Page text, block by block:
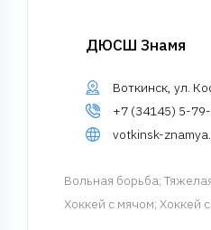
ДЮСШ Знамя
Воткинск, ул.
+7 (34145) 5-
votkinsk-
Вольная борьба;
Хоккей с мячом; Хоккей